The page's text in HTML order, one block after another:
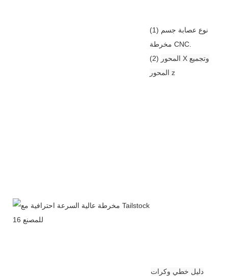
(1) نوع عصابة جسم
مخرطة CNC.
(2) المحور X وتجميع
المحور z
دليل خطي وكرات